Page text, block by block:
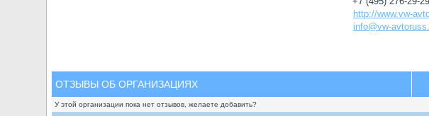
http://www.vw-
info@vw-
ОТЗЫВЫ ОБ ОРГАНИЗАЦИЯХ
У этой организации пока нет отзывов, желаете добавить?